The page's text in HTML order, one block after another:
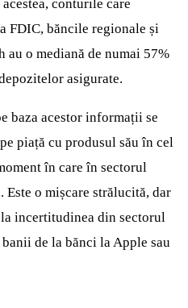
conturile care
FDIC, băncile regionale și
o mediană de numai 57%
asigurate.
baza acestor informații se
piață cu produsul său în cel
în care în sectorul
o mișcare strălucită, dar
incertitudinea din sectorul
de la bănci la Apple sau